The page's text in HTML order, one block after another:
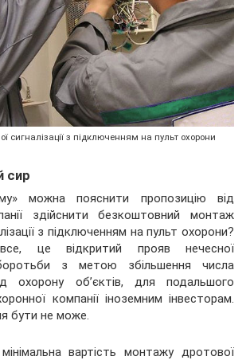
сигналізації з підключенням на пульт охорони
сир
можна пояснити пропозицію від
здійснити безкоштовний монтаж
з підключенням на пульт охорони?
це відкритий прояв нечесної
з метою збільшення числа
охорону об’єктів, для подальшого
компанії іноземним інвесторам.
бути не може.
вартість монтажу дротової